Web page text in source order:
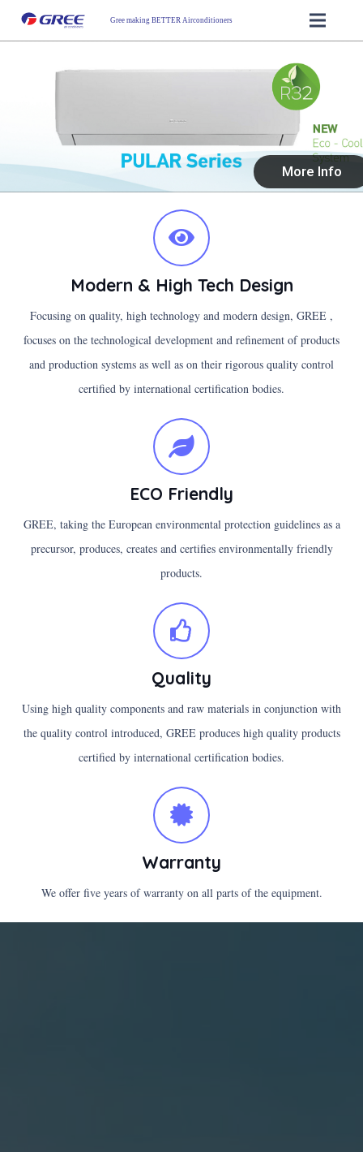
Gree making BETTER Airconditioners
More Info
Modern & High Tech Design
Focusing on quality, high technology and modern design, GREE ,
focuses on the technological development and refinement of products
and production systems as well as on their rigorous quality control
certified by international certification bodies.
ECO Friendly
GREE, taking the European environmental protection guidelines as a
precursor, produces, creates and certifies environmentally friendly
products.
Quality
Using high quality components and raw materials in conjunction with
the quality control introduced, GREE produces high quality products
certified by international certification bodies.
Warranty
We offer five years of warranty on all parts of the equipment.